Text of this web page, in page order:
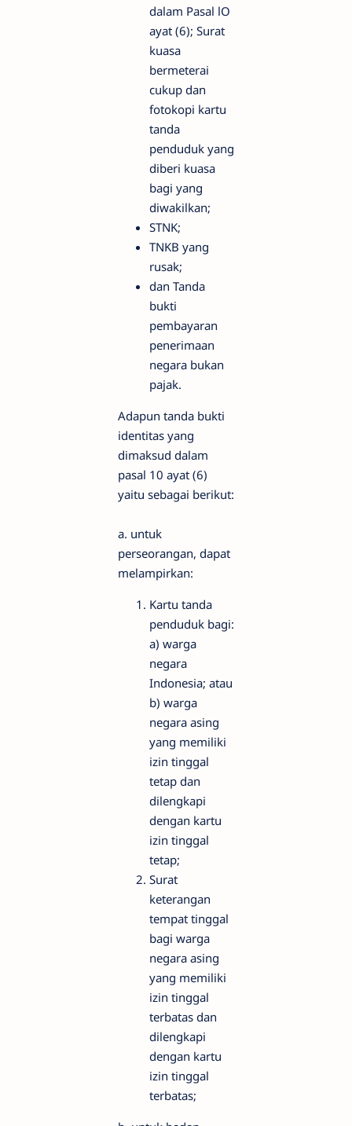
dalam Pasal lO
ayat (6); Surat
kuasa
bermeterai
cukup dan
fotokopi kartu
tanda
penduduk yang
diberi kuasa
bagi yang
diwakilkan;
STNK;
TNKB yang
rusak;
dan Tanda
bukti
pembayaran
penerimaan
negara bukan
pajak.
Adapun tanda bukti
identitas yang
dimaksud dalam
pasal 10 ayat (6)
yaitu sebagai berikut:
a. untuk
perseorangan, dapat
melampirkan:
Kartu tanda
penduduk bagi:
a) warga
negara
Indonesia; atau
b) warga
negara asing
yang memiliki
izin tinggal
tetap dan
dilengkapi
dengan kartu
izin tinggal
tetap;
Surat
keterangan
tempat tinggal
bagi warga
negara asing
yang memiliki
izin tinggal
terbatas dan
dilengkapi
dengan kartu
izin tinggal
terbatas;